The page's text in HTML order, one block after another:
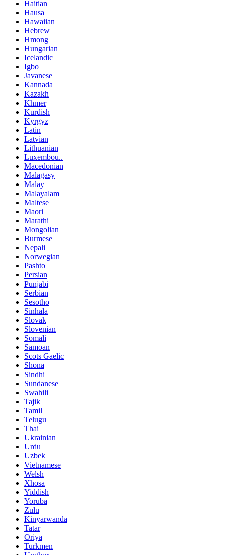
Haitian
Hausa
Hawaiian
Hebrew
Hmong
Hungarian
Icelandic
Igbo
Javanese
Kannada
Kazakh
Khmer
Kurdish
Kyrgyz
Latin
Latvian
Lithuanian
Luxembou..
Macedonian
Malagasy
Malay
Malayalam
Maltese
Maori
Marathi
Mongolian
Burmese
Nepali
Norwegian
Pashto
Persian
Punjabi
Serbian
Sesotho
Sinhala
Slovak
Slovenian
Somali
Samoan
Scots Gaelic
Shona
Sindhi
Sundanese
Swahili
Tajik
Tamil
Telugu
Thai
Ukrainian
Urdu
Uzbek
Vietnamese
Welsh
Xhosa
Yiddish
Yoruba
Zulu
Kinyarwanda
Tatar
Oriya
Turkmen